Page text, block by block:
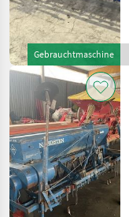
Horsch
Lemken
Pöttinger
Kuhn
Alle 50
anzeigen
MARKTPLATZ
Gebrauchtmaschine